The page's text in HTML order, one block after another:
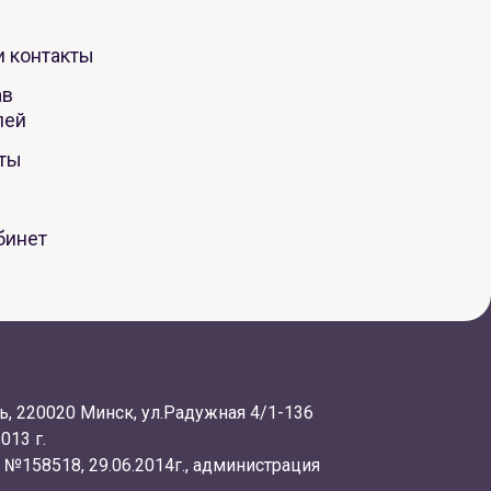
контакты
220020 Минск, ул.Радужная 4/1-136
г.
29.06.2014г., администрация